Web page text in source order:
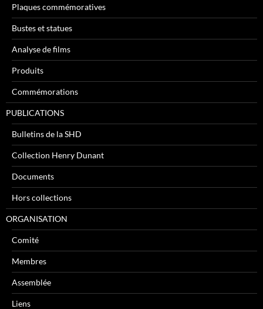
Plaques commémoratives
Bustes et statues
Analyse de films
Produits
Commémorations
PUBLICATIONS
Bulletins de la SHD
Collection Henry Dunant
Documents
Hors collections
ORGANISATION
Comité
Membres
Assemblée
Liens